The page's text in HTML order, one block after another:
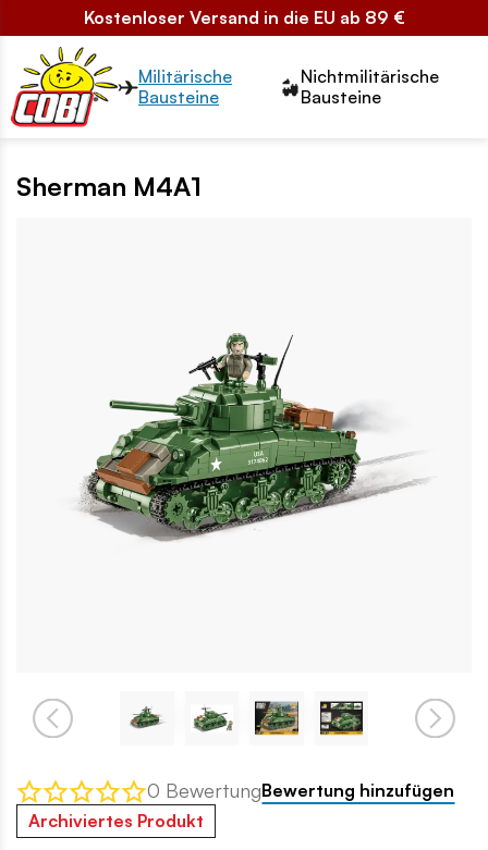
Kostenloser Versand in die EU ab 89 €
Przełącznik segmentów2
Militärische
Bausteine
Nichtmilitärische
Bausteine
Sherman M4A1
0 BewertungBewertung hinzufügen
Archiviertes Produkt